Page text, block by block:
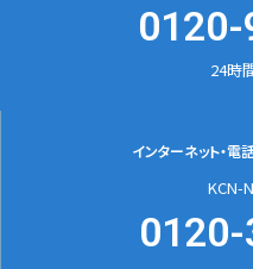
24時
インターネット・電
KCN-